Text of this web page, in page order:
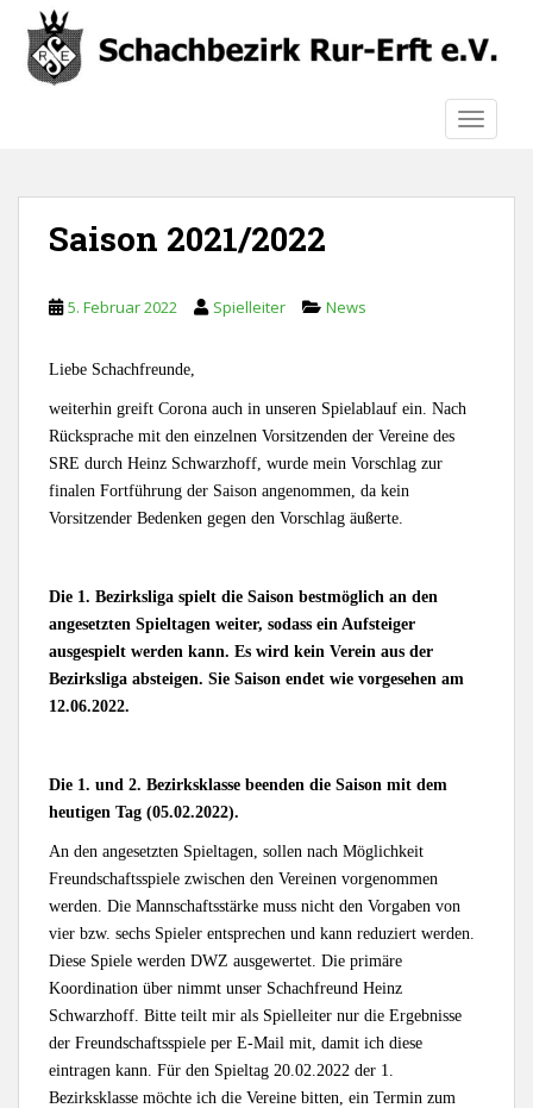
Saison 2021/2022
5. Februar 2022 Spielleiter News
Liebe Schachfreunde,
weiterhin greift Corona auch in unseren Spielablauf ein. Nach
Rücksprache mit den einzelnen Vorsitzenden der Vereine des
SRE durch Heinz Schwarzhoff, wurde mein Vorschlag zur
finalen Fortführung der Saison angenommen, da kein
Vorsitzender Bedenken gegen den Vorschlag äußerte.
Die 1. Bezirksliga spielt die Saison bestmöglich an den
angesetzten Spieltagen weiter, sodass ein Aufsteiger
ausgespielt werden kann. Es wird kein Verein aus der
Bezirksliga absteigen. Sie Saison endet wie vorgesehen am
12.06.2022.
Die 1. und 2. Bezirksklasse beenden die Saison mit dem
heutigen Tag (05.02.2022).
An den angesetzten Spieltagen, sollen nach Möglichkeit
Freundschaftsspiele zwischen den Vereinen vorgenommen
werden. Die Mannschaftsstärke muss nicht den Vorgaben von
vier bzw. sechs Spieler entsprechen und kann reduziert werden.
Diese Spiele werden DWZ ausgewertet. Die primäre
Koordination über nimmt unser Schachfreund Heinz
Schwarzhoff. Bitte teilt mir als Spielleiter nur die Ergebnisse
der Freundschaftsspiele per E-Mail mit, damit ich diese
eintragen kann. Für den Spieltag 20.02.2022 der 1.
Bezirksklasse möchte ich die Vereine bitten, ein Termin zum